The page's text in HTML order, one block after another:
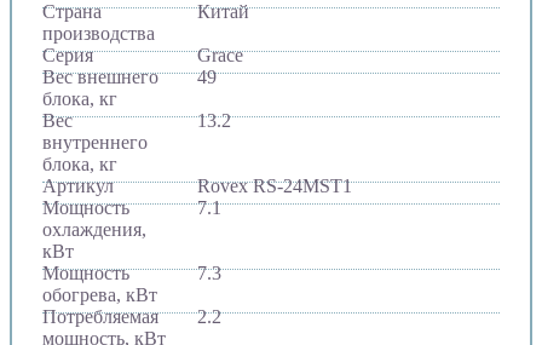
Страна
производства
Китай
Серия
Grace
Вес внешнего
блока, кг
49
Вес
внутреннего
блока, кг
13.2
Артикул
Rovex RS-24MST1
Мощность
охлаждения,
кВт
7.1
Мощность
обогрева, кВт
7.3
Потребляемая
мощность, кВт
2.2